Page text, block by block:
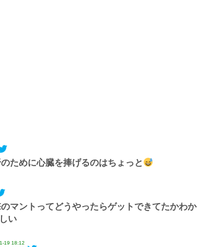
ために心臓を捧げるのはちょっと
マントってどうやったらゲットできてたかわか
い
19 18:12